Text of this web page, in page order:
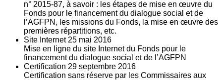
n° 2015-87, à savoir : les étapes de mise en œuvre du
Fonds pour le financement du dialogue social et de
l’AGFPN, les missions du Fonds, la mise en œuvre des
premières répartitions, etc.
Site Internet 25 mai 2016
Mise en ligne du site Internet du Fonds pour le
financement du dialogue social et de l’AGFPN
Certification 29 septembre 2016
Certification sans réserve par les Commissaires aux